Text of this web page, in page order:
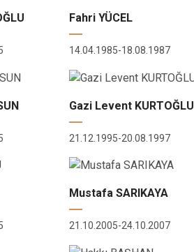
Fahri YÜCEL
14.04.1985-18.08.1987
Gazi Levent KURTOĞLU
21.12.1995-20.08.1997
Mustafa SARIKAYA
21.10.2005-24.10.2007